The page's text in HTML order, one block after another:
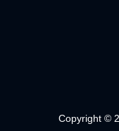
Copyright ©